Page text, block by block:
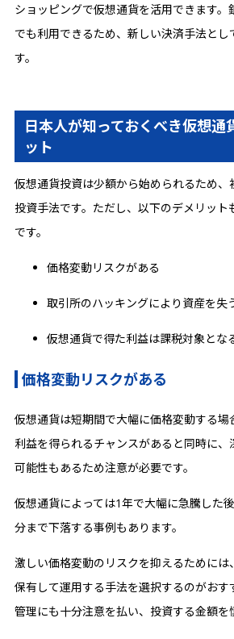
ショッピングで仮想通貨を活用できます。
でも利用できるため、新しい決済手法とし
す。
日本人が知っておくべき仮想通
ット
仮想通貨投資は少額から始められるため、
投資手法です。ただし、以下のデメリット
です。
価格変動リスクがある
取引所のハッキングにより資産を失
仮想通貨で得た利益は課税対象とな
価格変動リスクがある
仮想通貨は短期間で大幅に価格変動する場
利益を得られるチャンスがあると同時に、
可能性もあるため注意が必要です。
仮想通貨によっては1年で大幅に急騰した
分まで下落する事例もあります。
激しい価格変動のリスクを抑えるためには
保有して運用する手法を選択するのがおす
管理にも十分注意を払い、投資する金額を